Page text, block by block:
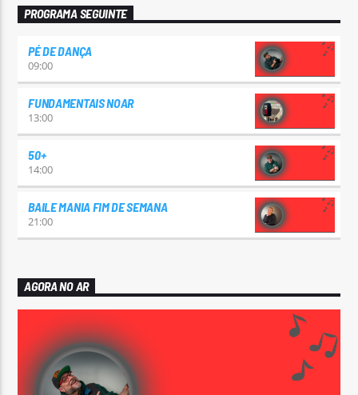
PROGRAMA SEGUINTE
PÉ DE DANÇA
09:00
FUNDAMENTAIS NOAR
13:00
50+
14:00
BAILE MANIA FIM DE SEMANA
21:00
AGORA NO AR